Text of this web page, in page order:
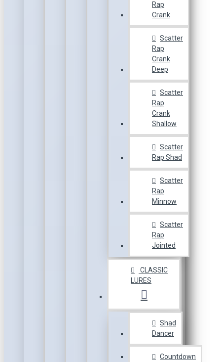
Rap
Crank
Scatter
Rap
Crank
Deep
Scatter
Rap
Crank
Shallow
Scatter
Rap Shad
Scatter
Rap
Minnow
Scatter
Rap
Jointed
CLASSIC
LURES
Shad
Dancer
Countdown